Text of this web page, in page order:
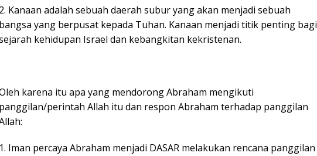
2. Kanaan adalah sebuah daerah subur yang akan menjadi sebuah
bangsa yang berpusat kepada Tuhan. Kanaan menjadi titik penting bagi
kehidupan Israel dan kebangkitan kekristenan.
karena itu apa yang mendorong Abraham mengikuti
panggilan/perintah Allah itu dan respon Abraham terhadap panggilan
1. Iman percaya Abraham menjadi DASAR melakukan rencana panggilan